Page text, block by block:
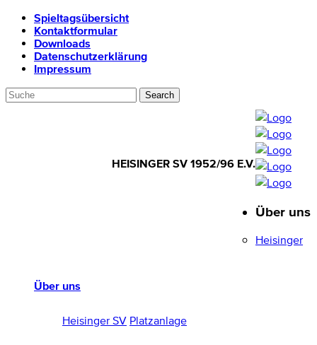
Spieltagsübersicht
Kontaktformular
Downloads
Datenschutzerklärung
Impressum
HEISINGER SV 1952/96 E.V.
1952/96 E.V.
Über uns
Heisinger SV Platzanlage
Über uns
Heisinger